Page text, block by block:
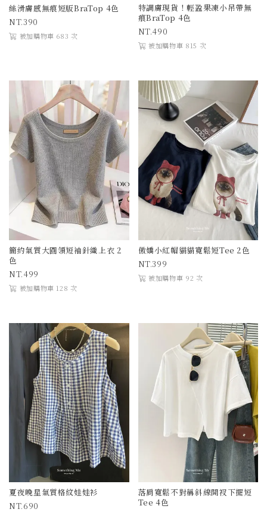
絲滑膚感無痕短版BraTop 4色
390
被加購物車 683 次
特調膚現貨！輕盈果凍小吊帶無
痕BraTop 4色
490
被加購物車 815 次
簡約氣質大圓領短袖針織上衣 2
色
499
被加購物車 128 次
傲嬌小紅帽貓貓寬鬆短Tee 2色
399
被加購物車 92 次
夏夜晚星氣質格紋娃娃衫
690
落肩寬鬆不對稱斜線開衩下擺短
Tee 4色